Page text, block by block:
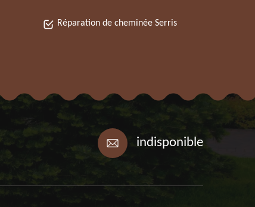
Réparation de cheminée Serris
indisponible